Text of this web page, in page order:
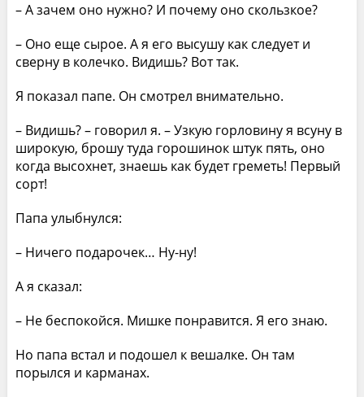
– А зачем оно нужно? И почему оно скользкое?
– Оно еще сырое. А я его высушу как следует и
сверну в колечко. Видишь? Вот так.
Я показал папе. Он смотрел внимательно.
– Видишь? – говорил я. – Узкую горловину я всуну в
широкую, брошу туда горошинок штук пять, оно
когда высохнет, знаешь как будет греметь! Первый
сорт!
Папа улыбнулся:
– Ничего подарочек… Ну-ну!
А я сказал:
– Не беспокойся. Мишке понравится. Я его знаю.
Но папа встал и подошел к вешалке. Он там
порылся и карманах.